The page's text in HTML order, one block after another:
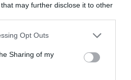
that may further disclose it to other
app uses one or more Google
behaviour. You may click to
and its third-party tags to
purposes in below Google
Opt Outs
Sharing of my